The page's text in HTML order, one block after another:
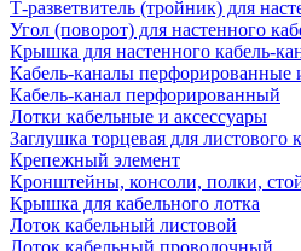
Т-разветвитель (тройник) для
Угол (поворот) для настенного
Крышка для настенного кабель-
Кабель-каналы перфорированные
Кабель-канал перфорированный
Лотки кабельные и аксессуары
Заглушка торцевая для листового
Крепежный элемент
Кронштейны, консоли, полки,
Крышка для кабельного лотка
Лоток кабельный листовой
Лоток кабельный проволочный